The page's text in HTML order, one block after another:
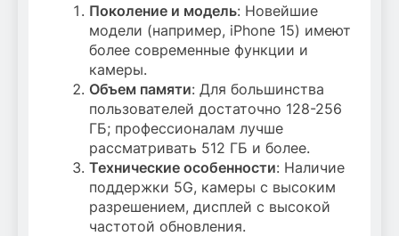
Поколение и модель: Новейшие
модели (например, iPhone 15) имеют
более современные функции и
камеры.
Объем памяти: Для большинства
пользователей достаточно 128-256
ГБ; профессионалам лучше
рассматривать 512 ГБ и более.
Технические особенности: Наличие
поддержки 5G, камеры с высоким
разрешением, дисплей с высокой
частотой обновления.